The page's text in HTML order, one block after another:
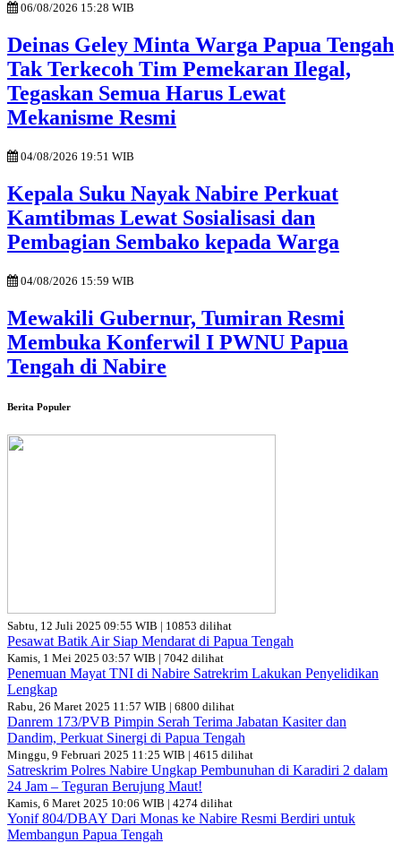
06/08/2026 15:28 WIB
Deinas Geley Minta Warga Papua Tengah
Tak Terkecoh Tim Pemekaran Ilegal,
Tegaskan Semua Harus Lewat
Mekanisme Resmi
04/08/2026 19:51 WIB
Kepala Suku Nayak Nabire Perkuat
Kamtibmas Lewat Sosialisasi dan
Pembagian Sembako kepada Warga
04/08/2026 15:59 WIB
Mewakili Gubernur, Tumiran Resmi
Membuka Konferwil I PWNU Papua
Tengah di Nabire
Berita Populer
Sabtu, 12 Juli 2025 09:55 WIB | 10853 dilihat
Pesawat Batik Air Siap Mendarat di Papua Tengah
Kamis, 1 Mei 2025 03:57 WIB | 7042 dilihat
Penemuan Mayat TNI di Nabire Satrekrim Lakukan Penyelidikan
Lengkap
Rabu, 26 Maret 2025 11:57 WIB | 6800 dilihat
Danrem 173/PVB Pimpin Serah Terima Jabatan Kasiter dan
Dandim, Perkuat Sinergi di Papua Tengah
Minggu, 9 Februari 2025 11:25 WIB | 4615 dilihat
Satreskrim Polres Nabire Ungkap Pembunuhan di Karadiri 2 dalam
24 Jam – Teguran Berujung Maut!
Kamis, 6 Maret 2025 10:06 WIB | 4274 dilihat
Yonif 804/DBAY Dari Monas ke Nabire Resmi Berdiri untuk
Membangun Papua Tengah